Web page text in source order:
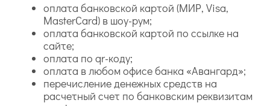
оплата банковской картой (МИР, Visa,
MasterCard) в шоу-рум;
оплата банковской картой по ссылке на
сайте;
оплата по qr-коду;
оплата в любом офисе банка «Авангард»;
перечисление денежных средств на
расчетный счет по банковским реквизитам